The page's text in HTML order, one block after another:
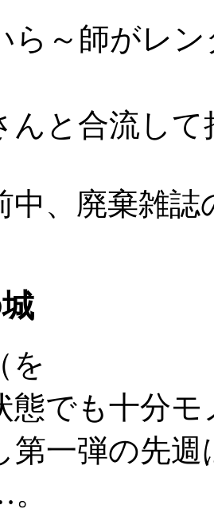
ら～師がレ
んと合流し
中、廃棄雑
を
でも十分モ
第一弾の先